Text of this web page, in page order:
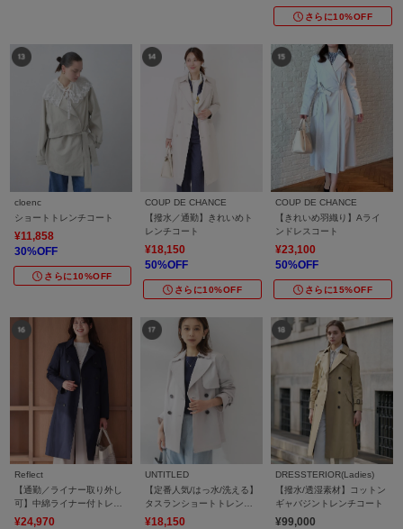
さらに10%OFF
cloenc
ショートトレンチコート
¥11,858
30%OFF
さらに10%OFF
COUP DE CHANCE
【撥水／通勤】きれいめト
レンチコート
¥18,150
50%OFF
さらに10%OFF
COUP DE CHANCE
【きれいめ羽織り】Aライ
ンドレスコート
¥23,100
50%OFF
さらに15%OFF
Reflect
【通勤／ライナー取り外し
可】中綿ライナー付トレン
チコート
¥24,970
UNTITLED
【定番人気/はっ水/洗える】
タスランショートトレンチ
コート
¥18,150
DRESSTERIOR(Ladies)
【撥水/透湿素材】コットン
ギャバジントレンチコート
¥99,000